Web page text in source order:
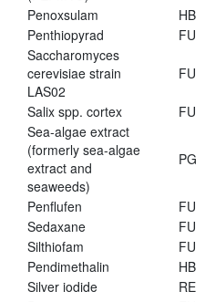
Penoxsulam HB
Penthiopyrad
FU
Saccharomyces
cerevisiae strain
LAS02
FU
Salix spp. cortex FU
Sea-algae extract
(formerly sea-algae
extract and
seaweeds)
PG
Penflufen FU
Sedaxane
FU
Silthiofam
FU
Pendimethalin
HB
Silver iodide
RE